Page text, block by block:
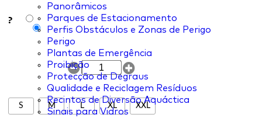
Panorâmicos
Parques de Estacionamento
Perfis Obstáculos e Zonas de Perigo
Perigo
Plantas de Emergência
Proibição
Protecção de Degraus
Qualidade e Reciclagem Resíduos
Recintos de Diversão Aquáctica
Sinais para Vidros
?
S M L XL XXL